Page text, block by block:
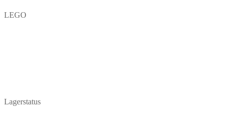
LEGO
Lagerstatus